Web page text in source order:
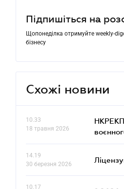
Підпишіться на
Щопонеділка отримуйте weekly-
бізнесу
Схожі новини
10.33
18 травня 2026
НКРЕКП
14.19
30 березня 2026
10.17